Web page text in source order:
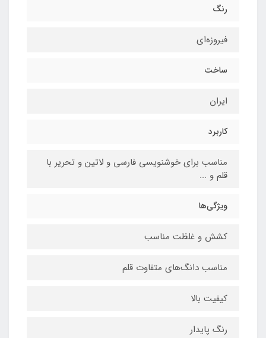
رنگ
فیروزه‌ای
ساخت
ایران
کاربرد
مناسب برای خوشنویسی فارسی و لاتین و تحریر با
قلم و ...
ویژگی‌ها
کشش و غلظت مناسب
مناسب دانگ‌های متفاوت قلم
کیفیت بالا
رنگ پایدار